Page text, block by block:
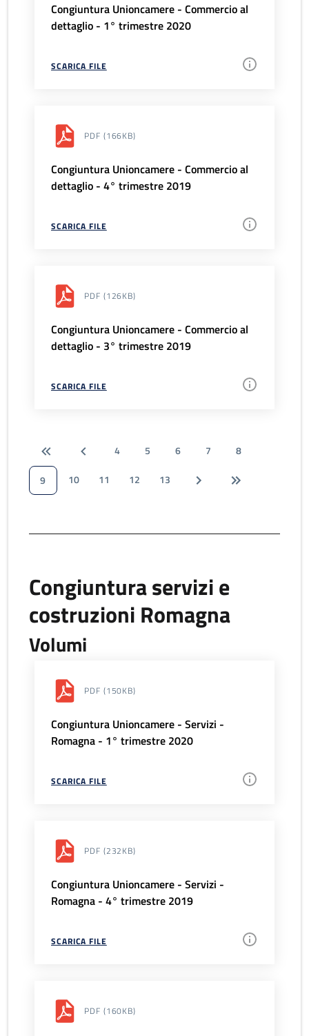
Congiuntura Unioncamere - Commercio al
dettaglio - 1° trimestre 2020
SCARICA FILE
PDF (166KB)
Congiuntura Unioncamere - Commercio al
dettaglio - 4° trimestre 2019
SCARICA FILE
PDF (126KB)
Congiuntura Unioncamere - Commercio al
dettaglio - 3° trimestre 2019
SCARICA FILE
4 5 6 7
8
9
10 11 12 13
Congiuntura servizi e
costruzioni Romagna
Volumi
PDF (150KB)
Congiuntura Unioncamere - Servizi -
Romagna - 1° trimestre 2020
SCARICA FILE
PDF (232KB)
Congiuntura Unioncamere - Servizi -
Romagna - 4° trimestre 2019
SCARICA FILE
PDF (160KB)